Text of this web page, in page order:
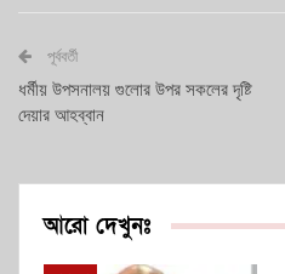
পূর্ববর্তী
ধর্মীয় উপসনালয় গুলোর উপর সকলের দৃষ্টি
দেয়ার আহব্বান
আরো দেখুনঃ